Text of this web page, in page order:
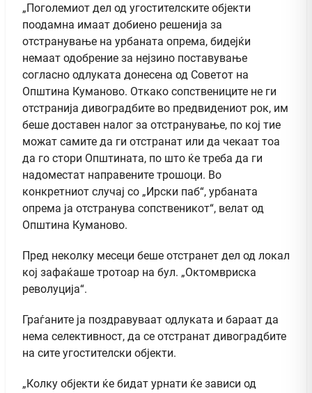
„Поголемиот дел од угостителските објекти
поодамна имаат добиено решенија за
отстранување на урбаната опрема, бидејќи
немаат одобрение за нејзино поставување
согласно одлуката донесена од Советот на
Општина Куманово. Откако сопствениците не ги
отстранија дивоградбите во предвидениот рок, им
беше доставен налог за отстранување, по кој тие
можат самите да ги отстранат или да чекаат тоа
да го стори Општината, по што ќе треба да ги
надоместат направените трошоци. Во
конкретниот случај со „Ирски паб“, урбаната
опрема ја отстранува сопственикот“, велат од
Општина Куманово.
Пред неколку месеци беше отстранет дел од локал
кој зафаќаше тротоар на бул. „Октомвриска
револуција“.
Граѓаните ја поздравуваат одлуката и бараат да
нема селективност, да се отстранат дивоградбите
на сите угостителски објекти.
„Колку објекти ќе бидат урнати ќе зависи од